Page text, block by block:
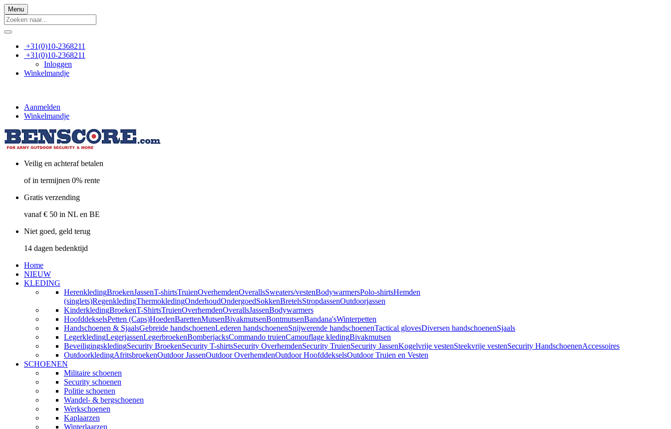
Menu
+31(0)10-2368211
+31(0)10-2368211
Inloggen
Winkelmandje
Aanmelden
Winkelmandje
Veilig en achteraf betalen
of in termijnen 0% rente
Gratis verzending
vanaf € 50 in NL en BE
Niet goed, geld terug
14 dagen bedenktijd
Home
NIEUW
KLEDING
HerenkledingBroekenJassenT-shirtsTruienOverhemdenOverallsSweaters/vestenBodywarmersPolo-shirtsHemden
(singlets)RegenkledingThermokledingOnderhoudOndergoedSokkenBretelsStropdassenOutdoorjassen
KinderkledingBroekenT-ShirtsTruienOverhemdenOverallsJassenBodywarmers
HoofddekselsPetten (Caps)HoedenBarettenMutsenBivakmutsenBontmutsenBandana'sWinterpetten
Handschoenen & SjaalsGebreide handschoenenLederen handschoenenSnijwerende handschoenenTactical glovesDiversen handschoenenSjaals
LegerkledingLegerjassenLegerbroekenBomberjacksCommando truienCamouflage kledingBivakmutsen
BeveiligingskledingSecurity BroekenSecurity T-shirtsSecurity OverhemdenSecurity TruienSecurity JassenKogelvrije vestenSteekvrije vestenSecurity HandschoenenAccessoires
OutdoorkledingAfritsbroekenOutdoor JassenOutdoor OverhemdenOutdoor HoofddekselsOutdoor Truien en Vesten
SCHOENEN
Militaire schoenen
Security schoenen
Politie schoenen
Wandel- & bergschoenen
Werkschoenen
Kaplaarzen
Winterlaarzen